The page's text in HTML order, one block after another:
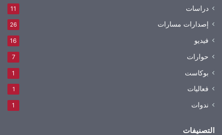
دراسات 11
إصدارات مسارات 26
فيديو 16
حوارات 7
بوكاست 1
فعاليات 1
ندوات 1
التصنيفات